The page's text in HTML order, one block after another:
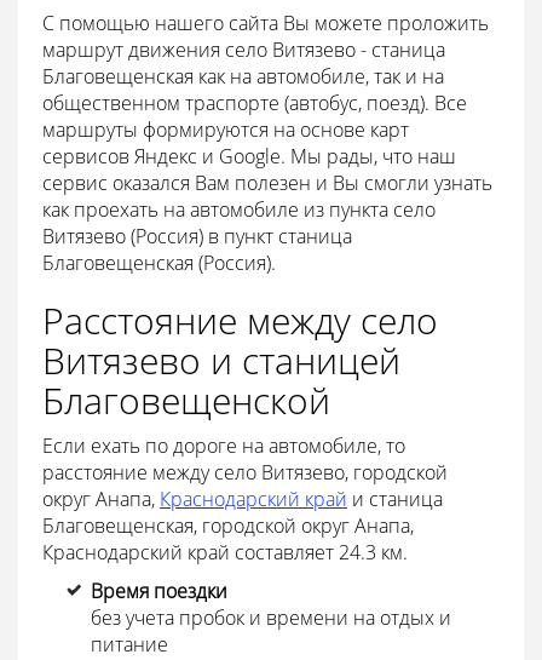
С помощью нашего сайта Вы можете проложить
маршрут движения село Витязево - станица
Благовещенская как на автомобиле, так и на
общественном траспорте (автобус, поезд). Все
маршруты формируются на основе карт
сервисов Яндекс и Google. Мы рады, что наш
сервис оказался Вам полезен и Вы смогли узнать
как проехать на автомобиле из пункта село
Витязево (Россия) в пункт станица
Благовещенская (Россия).
Расстояние между село
Витязево и станицей
Благовещенской
Если ехать по дороге на автомобиле, то
расстояние между село Витязево, городской
округ Анапа, Краснодарский край и станица
Благовещенская, городской округ Анапа,
Краснодарский край составляет 24.3 км.
Время поездки
без учета пробок и времени на отдых и
питание